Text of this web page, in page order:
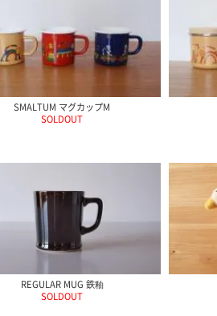
SMALTUM マグカップM
SOLDOUT
REGULAR MUG 鉄釉
SOLDOUT